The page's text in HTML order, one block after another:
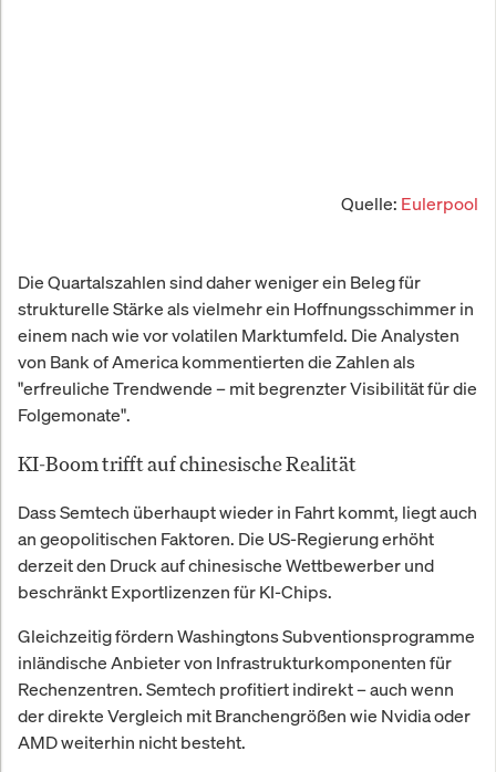
Quelle: Eulerpool
Die Quartalszahlen sind daher weniger ein Beleg für
strukturelle Stärke als vielmehr ein Hoffnungsschimmer in
einem nach wie vor volatilen Marktumfeld. Die Analysten
von Bank of America kommentierten die Zahlen als
"erfreuliche Trendwende – mit begrenzter Visibilität für die
Folgemonate".
KI-Boom trifft auf chinesische Realität
Dass Semtech überhaupt wieder in Fahrt kommt, liegt auch
an geopolitischen Faktoren. Die US-Regierung erhöht
derzeit den Druck auf chinesische Wettbewerber und
beschränkt Exportlizenzen für KI-Chips.
Gleichzeitig fördern Washingtons Subventionsprogramme
inländische Anbieter von Infrastrukturkomponenten für
Rechenzentren. Semtech profitiert indirekt – auch wenn
der direkte Vergleich mit Branchengrößen wie Nvidia oder
AMD weiterhin nicht besteht.